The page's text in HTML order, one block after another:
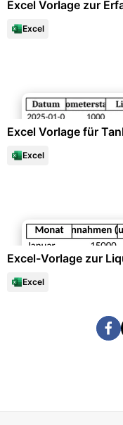
Excel Vorlage zur
Excel
Excel Vorlage für
Excel
Excel-Vorlage zur
Excel